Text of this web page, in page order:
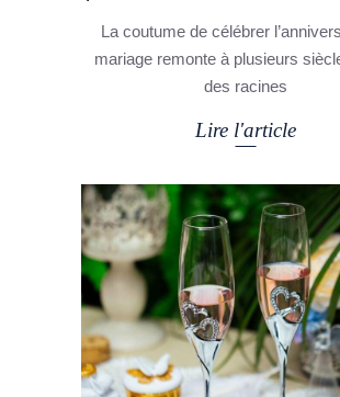
La coutume de célébrer
mariage remonte à plusieurs
des racines
Lire l'article